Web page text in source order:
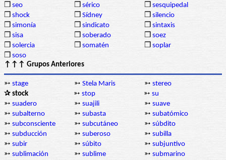
❒ seo ❒ sérico ❒ sesquipedal
❒ shock ❒ Sídney ❒ silencio
❒ simonía ❒ sindicato ❒ sintaxis
❒ sisa ❒ soberado ❒ soez
❒ solercia ❒ somatén ❒ soplar
❒ soso
↑↑↑ Grupos Anteriores
➳ stage ➳ Stela Maris ➳ stereo
✰ stock
➳ stop ➳ su
➳ suadero ➳ suajili ➳ suave
➳ subalterno ➳ subasta ➳ subatómico
➳ subconsciente ➳ subcutáneo ➳ súbdito
➳ subducción ➳ suberoso ➳ subilla
➳ subir ➳ súbito ➳ subjuntivo
➳ sublimación ➳ sublime ➳ submarino